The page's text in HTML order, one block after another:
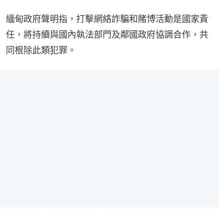
緬甸政府聲明指，打擊網絡詐騙和賭博活動是國家責
任，將持續與國內執法部門及鄰國政府協調合作，共
同根除此類犯罪。